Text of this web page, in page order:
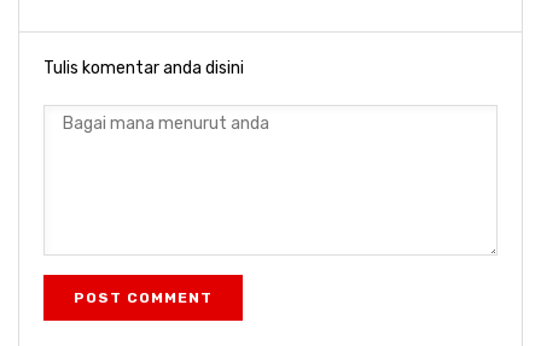
Tulis komentar anda disini
POST COMMENT